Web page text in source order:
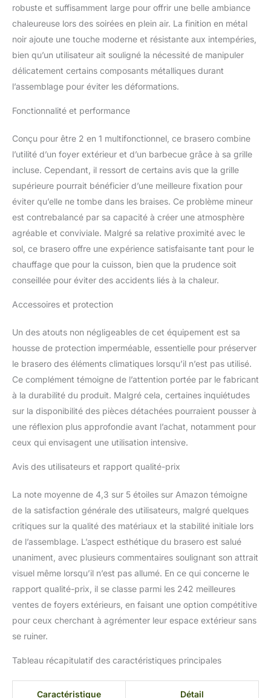
de haute qualité, résistant
à la chaleur, qui ne rouille
facilement. Les quatre
pieds plus épais et plus
hauts maintiennent le
brasero à feu dans une
protègent le sol
brasero exterieur avec
pare-étincelles est
également livré avec des
accessoires tels qu'un
tisonnier et un filet à
barbecue. Le pare-
étincelles et la poussière
de voler. La pince à feu
permet de retirer
facilement le pare-
bois ou de faire un
mate chic. Que vous
réchauffiez au coin du feu
et discutiez avec vos amis
ou que vous fassiez rôtir
marshmallows au
camping, il rehaussera
votre expérience
visuellement Facile à
Entretenir:Le brasero est
être monté par une seule
minutes. La housse de
protection imperméable
protège brasero
efficacement contre la
sorte que vous n'avez
pas à vous préoccuper de
l'entretien du brasero
robuste et suffisamment large pour offrir une belle ambiance
chaleureuse lors des soirées en plein air. La finition en métal
noir ajoute une touche moderne et résistante aux intempéries,
bien qu’un utilisateur ait souligné la nécessité de manipuler
délicatement certains composants métalliques durant
l’assemblage pour éviter les déformations.
Fonctionnalité et performance
Conçu pour être 2 en 1 multifonctionnel, ce brasero combine
l’utilité d’un foyer extérieur et d’un barbecue grâce à sa grille
incluse. Cependant, il ressort de certains avis que la grille
supérieure pourrait bénéficier d’une meilleure fixation pour
éviter qu’elle ne tombe dans les braises. Ce problème mineur
est contrebalancé par sa capacité à créer une atmosphère
agréable et conviviale. Malgré sa relative proximité avec le
sol, ce brasero offre une expérience satisfaisante tant pour le
chauffage que pour la cuisson, bien que la prudence soit
conseillée pour éviter des accidents liés à la chaleur.
Accessoires et protection
Un des atouts non négligeables de cet équipement est sa
housse de protection imperméable, essentielle pour préserver
le brasero des éléments climatiques lorsqu’il n’est pas utilisé.
Ce complément témoigne de l’attention portée par le fabricant
à la durabilité du produit. Malgré cela, certaines inquiétudes
sur la disponibilité des pièces détachées pourraient pousser à
une réflexion plus approfondie avant l’achat, notamment pour
ceux qui envisagent une utilisation intensive.
Avis des utilisateurs et rapport qualité-prix
La note moyenne de 4,3 sur 5 étoiles sur Amazon témoigne
de la satisfaction générale des utilisateurs, malgré quelques
critiques sur la qualité des matériaux et la stabilité initiale lors
de l’assemblage. L’aspect esthétique du brasero est salué
unaniment, avec plusieurs commentaires soulignant son attrait
visuel même lorsqu’il n’est pas allumé. En ce qui concerne le
rapport qualité-prix, il se classe parmi les 242 meilleures
ventes de foyers extérieurs, en faisant une option compétitive
pour ceux cherchant à agrémenter leur espace extérieur sans
se ruiner.
Tableau récapitulatif des caractéristiques principales
Caractéristique Détail